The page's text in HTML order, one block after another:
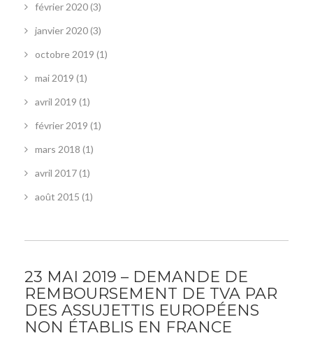
février 2020(3)
janvier 2020(3)
octobre 2019 (1)
mai 2019 (1)
avril 2019 (1)
février 2019 (1)
mars 2018 (1)
avril 2017(1)
août 2015 (1)
23 MAI 2019 – DEMANDE DE
REMBOURSEMENT DE TVA PAR
DES ASSUJETTIS EUROPÉENS
NON ÉTABLIS EN FRANCE